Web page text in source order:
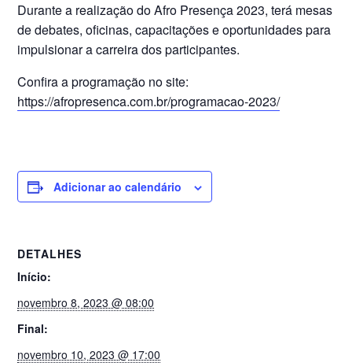
Durante a realização do Afro Presença 2023, terá mesas
de debates, oficinas, capacitações e oportunidades para
impulsionar a carreira dos participantes.
Confira a programação no site:
https://afropresenca.com.br/programacao-2023/
Adicionar ao calendário
DETALHES
Início:
novembro 8, 2023 @ 08:00
Final:
novembro 10, 2023 @ 17:00